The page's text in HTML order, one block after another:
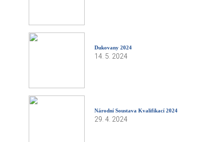
Dukovany 2024
14. 5. 2024
Národní Soustava Kvalifikací 2024
29. 4. 2024